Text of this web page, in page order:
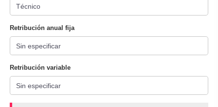
Retribución anual fija
Retribución variable